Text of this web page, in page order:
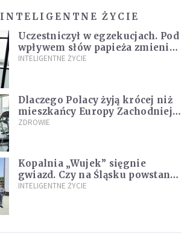
INTELIGENTNE ŻYCIE
Uczestniczył w egzekucjach. Pod
wpływem słów papieża zmienił
zdanie
INTELIGENTNE ŻYCIE
Dlaczego Polacy żyją krócej niż
mieszkańcy Europy Zachodniej?
Ekspertka wskazuje główne
ZDROWIE
Kopalnia „Wujek” sięgnie
gwiazd. Czy na Śląsku powstanie
„Dolina Krzemowa”?
INTELIGENTNE ŻYCIE